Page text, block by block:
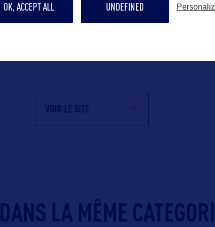
VOIR LE SITE
DANS LA MÊME
OK, ACCEPT ALL UNDEFINED